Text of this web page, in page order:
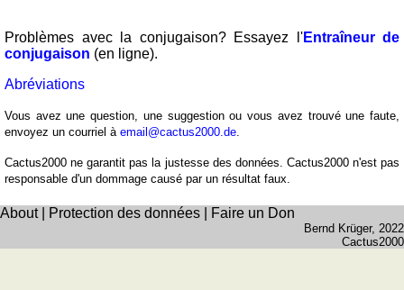
Problèmes avec la conjugaison? Essayez l'Entraîneur de
conjugaison (en ligne).
Abréviations
Vous avez une question, une suggestion ou vous avez trouvé une faute,
envoyez un courriel à email@cactus2000.de.
Cactus2000 ne garantit pas la justesse des données. Cactus2000 n'est pas
responsable d'un dommage causé par un résultat faux.
About| Protection des données Faire un Don
Bernd Krüger, 2022
Cactus2000